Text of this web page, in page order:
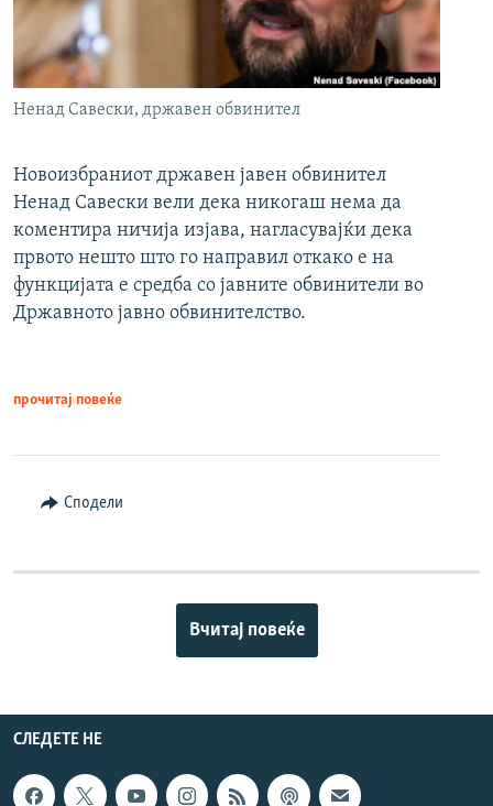
Ненад Савески, државен обвинител
Новоизбраниот државен јавен обвинител
Ненад Савески вели дека никогаш нема да
коментира ничија изјава, нагласувајќи дека
првото нешто што го направил откако е на
функцијата е средба со јавните обвинители во
Државното јавно обвинителство.
прочитај повеќе
Сподели
Вчитај повеќе
СЛЕДЕТЕ НЕ